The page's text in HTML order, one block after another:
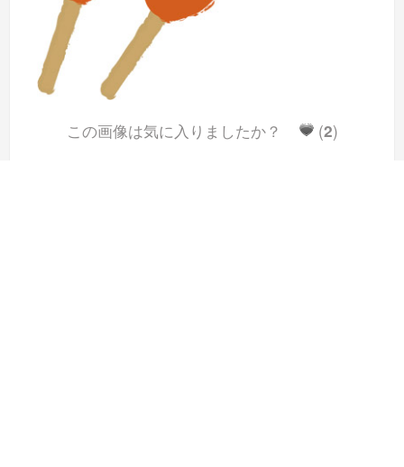
この画像は気に入りましたか？ (2)